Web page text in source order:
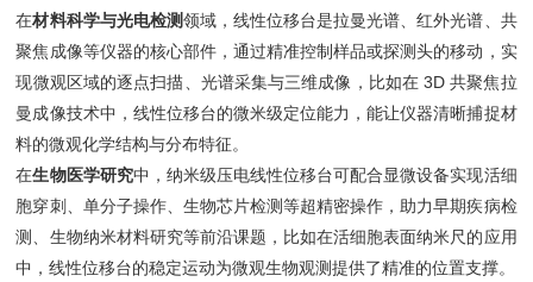
在材料科学与光电检测领域，线性位移台是拉曼光谱、红外光谱、共
聚焦成像等仪器的核心部件，通过精准控制样品或探测头的移动，实
现微观区域的逐点扫描、光谱采集与三维成像，比如在 3D 共聚焦拉
曼成像技术中，线性位移台的微米级定位能力，能让仪器清晰捕捉材
料的微观化学结构与分布特征。
在生物医学研究中，纳米级压电线性位移台可配合显微设备实现活细
胞穿刺、单分子操作、生物芯片检测等超精密操作，助力早期疾病检
测、生物纳米材料研究等前沿课题，比如在活细胞表面纳米尺的应用
中，线性位移台的稳定运动为微观生物观测提供了精准的位置支撑。